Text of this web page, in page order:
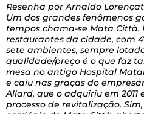
Resenha por Arnaldo
Um dos grandes fenômenos
tempos chama-se Mata Città.
restaurantes da cidade, com
sete ambientes, sempre
qualidade/preço é o que faz
mesa no antigo Hospital
e caiu nas graças do
Allard, que o adquiriu em
processo de revitalização.